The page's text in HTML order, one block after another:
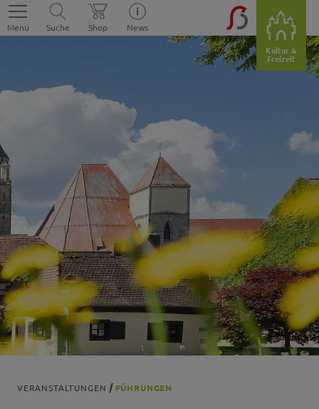
Menü Suche Shop
News
Kultur &
Freizeit
VERANSTALTUNGEN FÜHRUNGEN